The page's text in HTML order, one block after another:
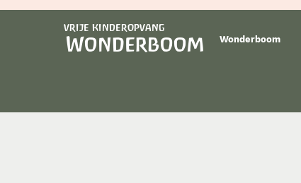
vrije kinderopvang
Wonderboom Wonderboom